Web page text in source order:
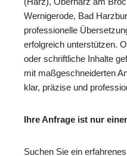
Wernigerode, Bad
professionelle
erfolgreich unterstützen.
oder schriftliche Inhalte
mit maßgeschneiderten
klar, präzise und
Ihre Anfrage ist nur
Suchen Sie ein